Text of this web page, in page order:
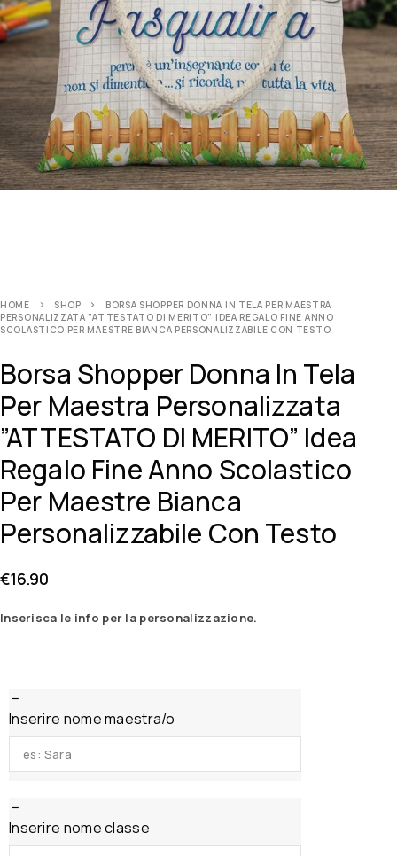
HOME SHOP
BORSA SHOPPER DONNA IN TELA PER MAESTRA
PERSONALIZZATA ”ATTESTATO DI MERITO” IDEA REGALO FINE ANNO
SCOLASTICO PER MAESTRE BIANCA PERSONALIZZABILE CON TESTO
Borsa Shopper Donna In Tela
Per Maestra Personalizzata
”ATTESTATO DI MERITO” Idea
Regalo Fine Anno Scolastico
Per Maestre Bianca
Personalizzabile Con Testo
€16.90
Inserisca le info per la personalizzazione.
Inserire nome maestra/o
Inserire nome classe